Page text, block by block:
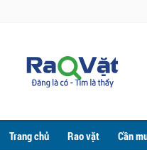
Trang chủ Rao vặt Cần